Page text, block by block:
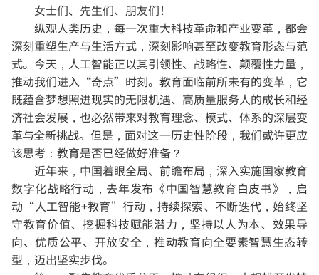
女士们、先生们、朋友们！
纵观人类历史，每一次重大科技革命和产业变革，都会
深刻重塑生产与生活方式，深刻影响甚至改变教育形态与范
式。今天，人工智能正以其引领性、战略性、颠覆性力量，
推动我们进入“奇点”时刻。教育面临前所未有的变革，它
既蕴含梦想照进现实的无限机遇、高质量服务人的成长和经
济社会发展，也必然带来对教育理念、模式、体系的深层变
革与全新挑战。但是，面对这一历史性阶段，我们或许更应
该思考：教育是否已经做好准备？
近年来，中国着眼全局、前瞻布局，深入实施国家教育
数字化战略行动，去年发布《中国智慧教育白皮书》，启
动“人工智能+教育”行动，持续探索、不断迭代，始终坚
守教育价值、挖掘科技赋能潜力，坚持以人为本、效果导
向、优质公平、开放安全，推动教育向全要素智慧生态转
型，迈出坚实步伐。